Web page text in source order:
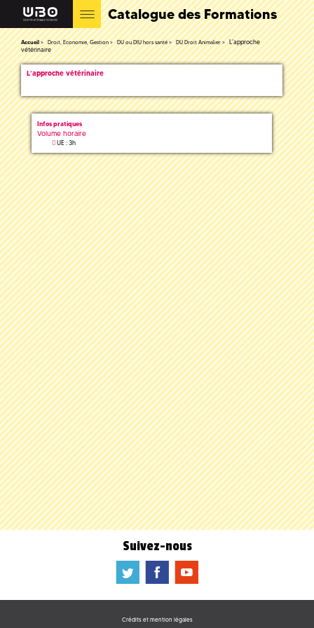
Catalogue des Formations
Accueil Droit, Economie, Gestion DU ou DIU hors santé DU Droit Animalier
L’approche
vétérinaire
L’approche vétérinaire
Infos pratiques
Volume horaire
UE : 3h
Suivez-nous
a b f
Crédits et mention légales